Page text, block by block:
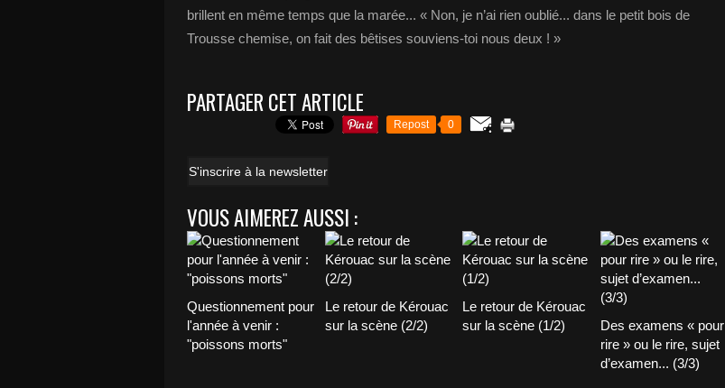
brillent en même temps que la marée... « Non, je n’ai rien oublié... dans le petit bois de
Trousse chemise, on fait des bêtises souviens-toi nous deux ! »
PARTAGER CET ARTICLE
Repost 0
S'inscrire à la newsletter
VOUS AIMEREZ AUSSI :
Questionnement pour
l'année à venir :
"poissons morts"
Le retour de Kérouac
sur la scène (2/2)
Le retour de Kérouac
sur la scène (1/2)
Des examens « pour
rire » ou le rire, sujet
d’examen... (3/3)